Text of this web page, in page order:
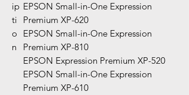
ip
ti
o
n
EPSON Small-in-One Expression
Premium XP-620
EPSON Small-in-One Expression
Premium XP-810
EPSON Expression Premium XP-520
EPSON Small-in-One Expression
Premium XP-610